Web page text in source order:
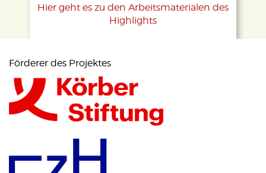
Hier geht es zu den Arbeitsmaterialen des
Highlights
Förderer des Projektes